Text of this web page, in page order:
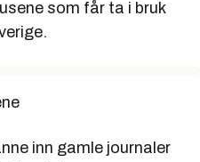
som får ta i bruk
inn gamle journaler